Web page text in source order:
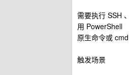
需要执行 SSH
用 PowerShell
原生命令或 cmd
触发场景